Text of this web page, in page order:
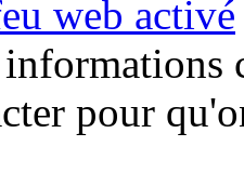
web activé
pour